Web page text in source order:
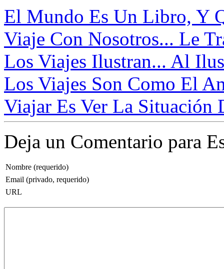
El Mundo Es Un Libro, Y
Viaje Con Nosotros... Le
Los Viajes Ilustran... Al
Los Viajes Son Como El
Viajar Es Ver La Situación
Deja un Comentario para
Nombre (requerido)
Email (privado, requerido)
URL